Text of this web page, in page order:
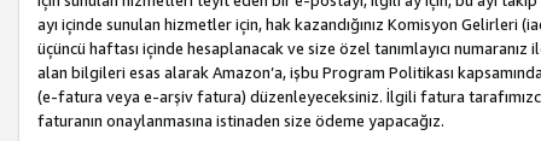
ayı içinde sunulan hizmetler için, hak kazandığınız Komisyon Gelirleri
üçüncü haftası içinde hesaplanacak ve size özel tanımlayıcı
alan bilgileri esas alarak Amazon’a, işbu Program Politikası
(e-fatura veya e-arşiv fatura) düzenleyeceksiniz. İlgili fatura
faturanın onaylanmasına istinaden size ödeme yapacağız.